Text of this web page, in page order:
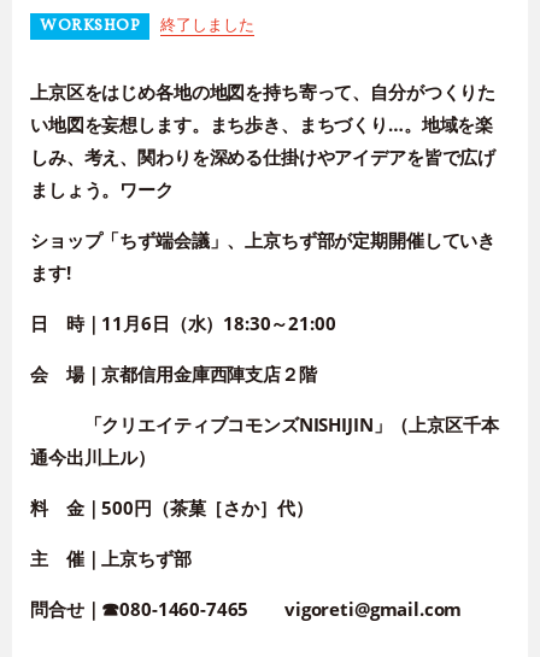
WORKSHOP 終了しました
上京区をはじめ各地の地図を持ち寄って、自分がつくりた
い地図を妄想します。まち歩き、まちづくり…。地域を楽
しみ、考え、関わりを深める仕掛けやアイデアを皆で広げ
ましょう。ワーク
ショップ「ちず端会議」、上京ちず部が定期開催していき
ます!
日 時｜ 11月6日 （水） 18:30～21:00
会 場｜京都信用金庫西陣支店２階
「クリエイティブコモンズNISHIJIN」
（上京区千本
通今出川上ル）
料 金｜500円 （茶菓［さか］代）
主 催｜上京ちず部
問合せ｜ ☎080-1460-7465 vigoreti@gmail.com